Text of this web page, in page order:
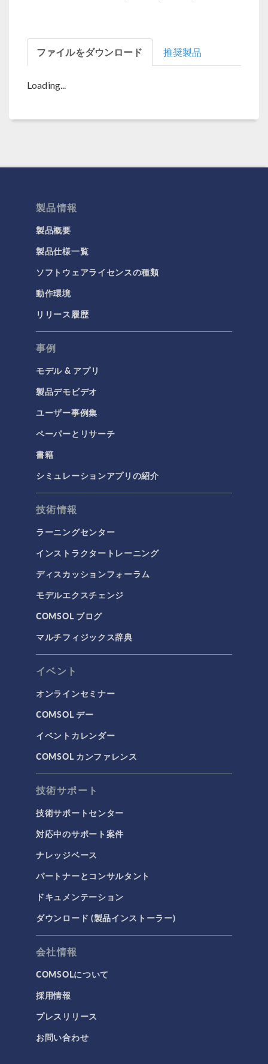
ファイルをダウンロード 推奨製品
Loading...
製品情報
製品概要
製品仕様一覧
ソフトウェアライセンスの種類
動作環境
リリース履歴
事例
モデル & アプリ
製品デモビデオ
ユーザー事例集
ペーパーとリサーチ
書籍
シミュレーションアプリの紹介
技術情報
ラーニングセンター
インストラクタートレーニング
ディスカッションフォーラム
モデルエクスチェンジ
COMSOL ブログ
マルチフィジックス辞典
イベント
オンラインセミナー
COMSOL デー
イベントカレンダー
COMSOL カンファレンス
技術サポート
技術サポートセンター
対応中のサポート案件
ナレッジベース
パートナーとコンサルタント
ドキュメンテーション
ダウンロード (製品インストーラー)
会社情報
COMSOLについて
採用情報
プレスリリース
お問い合わせ